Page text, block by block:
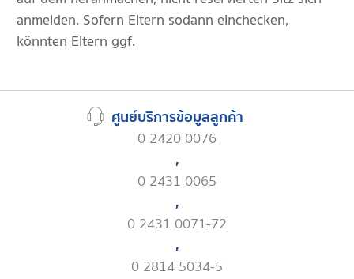
anmelden. Sofern Eltern sodann einchecken,
könnten Eltern ggf.
ศูนย์บริการข้อมูลลูกค้า
0 2420 0076
,
0 2431 0065
,
0 2431 0071-72
,
0 2814 5034-5